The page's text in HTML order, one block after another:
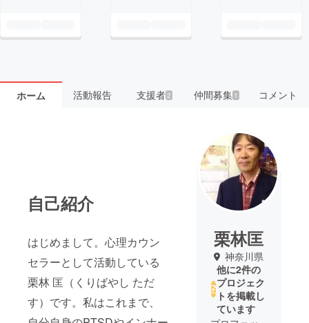
ホーム 活動報告 支援者 2 仲間募集 1 コメント
自己紹介
はじめまして。心理カウン
セラーとして活動している
栗林 匡（くりばやし ただ
す）です。私はこれまで、
栗林匡
神奈川県
他に2件の
プロジェク
トを掲載し
ています